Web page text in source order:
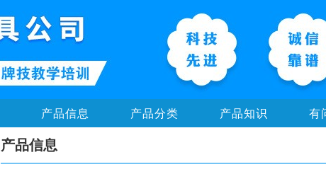
产品信息 产品分类 产品知识 有
产品信息